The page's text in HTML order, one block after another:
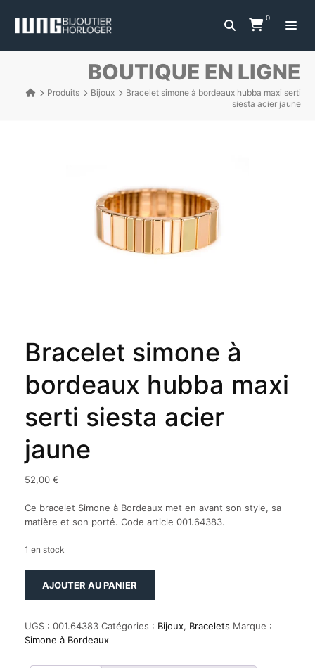
0
BOUTIQUE EN LIGNE
Produits Bijoux
Bracelet simone à bordeaux hubba maxi serti
siesta acier jaune
Bracelet simone à
bordeaux hubba maxi
serti siesta acier
jaune
52,00 €
Ce bracelet Simone à Bordeaux met en avant son style, sa
matière et son porté. Code article 001.64383.
1 en stock
à
bordeaux
AJOUTER AU PANIER
UGS : 001.64383 Catégories : Bijoux, Bracelets Marque :
Simone à Bordeaux